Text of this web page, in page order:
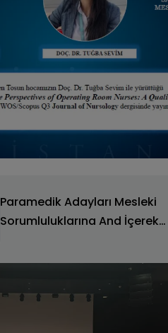
Paramedik Adayları Mesleki
Sorumluluklarına And İçerek